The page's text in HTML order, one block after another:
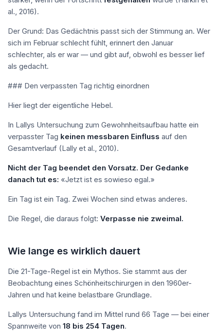
al., 2016).
Der Grund: Das Gedächtnis passt sich der Stimmung an. Wer
sich im Februar schlecht fühlt, erinnert den Januar
schlechter, als er war — und gibt auf, obwohl es besser lief
als gedacht.
### Den verpassten Tag richtig einordnen
Hier liegt der eigentliche Hebel.
In Lallys Untersuchung zum Gewohnheitsaufbau hatte ein
verpasster Tag keinen messbaren Einfluss auf den
Gesamtverlauf (Lally et al., 2010).
Nicht der Tag beendet den Vorsatz. Der Gedanke
danach tut es: «Jetzt ist es sowieso egal.»
Ein Tag ist ein Tag. Zwei Wochen sind etwas anderes.
Die Regel, die daraus folgt: Verpasse nie zweimal.
Wie lange es wirklich dauert
Die 21-Tage-Regel ist ein Mythos. Sie stammt aus der
Beobachtung eines Schönheitschirurgen in den 1960er-
Jahren und hat keine belastbare Grundlage.
Lallys Untersuchung fand im Mittel rund 66 Tage — bei einer
Spannweite von 18 bis 254 Tagen.